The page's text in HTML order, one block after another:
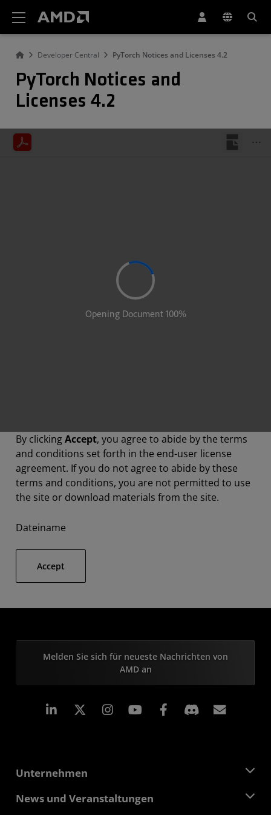
Developer Central PyTorch Notices and Licenses 4.2
PyTorch Notices and
Licenses 4.2
By clickingAccept, you agree to abide by the terms
and conditions set forth in the end-user license
agreement. If you do not agree to abide by these
terms and conditions, you are not permitted to use
the site or download materials from the site.
Dateiname
Accept
Melden Sie sich für neueste Nachrichten von
AMD an
LinkedIn Instagram Facebook
Unternehmen
Über AMD
News und Veranstaltungen